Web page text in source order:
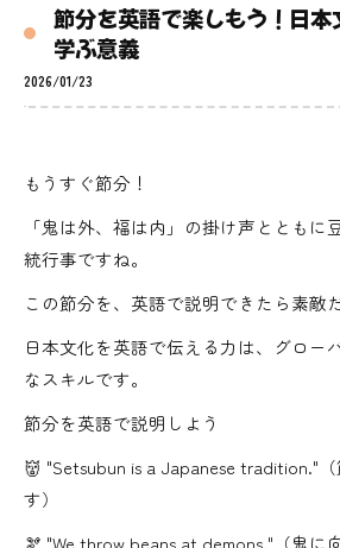
節分を英語で楽しもう！日本
学ぶ意義
2026/01/23
もうすぐ節分！
「鬼は外、福は内」の掛け声とともに
統行事ですね。
この節分を、英語で説明できたら素敵
日本文化を英語で伝える力は、グロー
なスキルです。
節分を英語で説明しよう
👹 "Setsubun is a Japanese tradition."
す）
🫘 "We throw beans at demons."（鬼に